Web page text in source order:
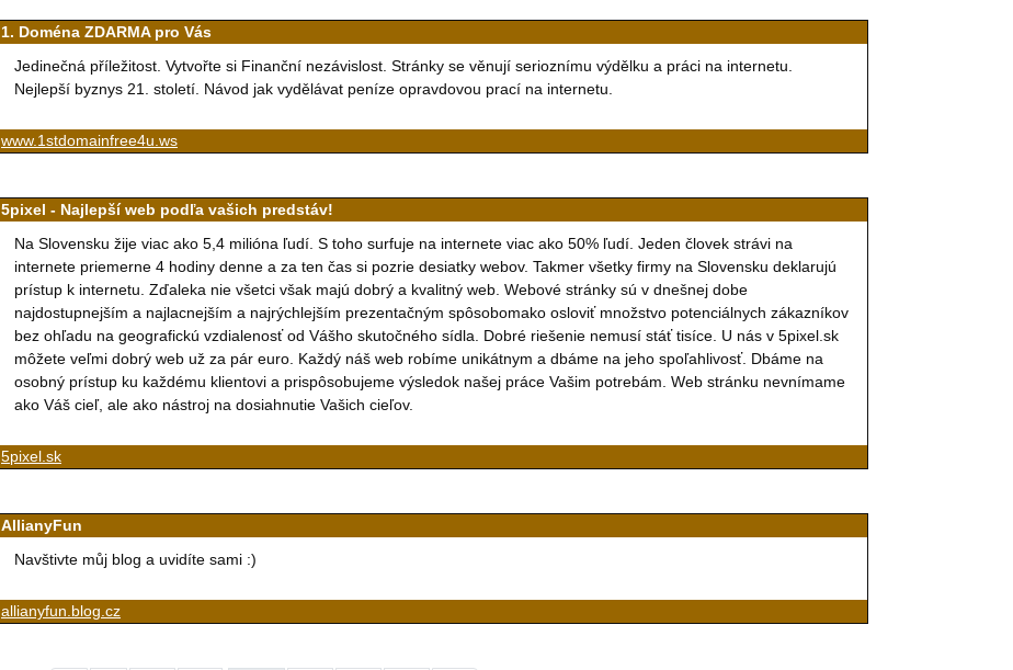
1. Doména ZDARMA pro Vás
Jedinečná příležitost. Vytvořte si Finanční nezávislost. Stránky se věnují serioznímu výdělku a práci na internetu.
Nejlepší byznys 21. století. Návod jak vydělávat peníze opravdovou prací na internetu.
www.1stdomainfree4u.ws
5pixel - Najlepší web podľa vašich predstáv!
Na Slovensku žije viac ako 5,4 milióna ľudí. S toho surfuje na internete viac ako 50% ľudí. Jeden človek strávi na
internete priemerne 4 hodiny denne a za ten čas si pozrie desiatky webov. Takmer všetky firmy na Slovensku deklarujú
prístup k internetu. Zďaleka nie všetci však majú dobrý a kvalitný web. Webové stránky sú v dnešnej dobe
najdostupnejším a najlacnejším a najrýchlejším prezentačným spôsobomako osloviť množstvo potenciálnych zákazníkov
bez ohľadu na geografickú vzdialenosť od Vášho skutočného sídla. Dobré riešenie nemusí stáť tisíce. U nás v 5pixel.sk
môžete veľmi dobrý web už za pár euro. Každý náš web robíme unikátnym a dbáme na jeho spoľahlivosť. Dbáme na
osobný prístup ku každému klientovi a prispôsobujeme výsledok našej práce Vašim potrebám. Web stránku nevnímame
ako Váš cieľ, ale ako nástroj na dosiahnutie Vašich cieľov.
5pixel.sk
AllianyFun
Navštivte můj blog a uvidíte sami :)
allianyfun.blog.cz